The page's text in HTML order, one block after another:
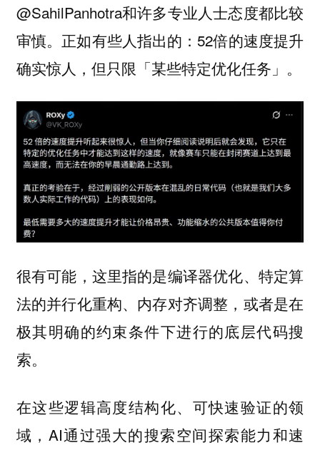
@SahilPanhotra和许多专业人士态度都比较
审慎。正如有些人指出的：52倍的速度提升
确实惊人，但只限「某些特定优化任务」。
很有可能，这里指的是编译器优化、特定算
法的并行化重构、内存对齐调整，或者是在
极其明确的约束条件下进行的底层代码搜
索。
在这些逻辑高度结构化、可快速验证的领
域，AI通过强大的搜索空间探索能力和速